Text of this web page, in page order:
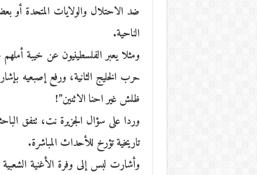
ضد الاحتلال والولايات المتحدة أو
الناحية.
ومثلا يعبر الفلسطينيون عن خيبة
حرب الخليج الثانية، ورفع إصبعيه
ظلش غير احنا الاثنين”!
وردا على سؤال الجزيرة نت، تتفق
تاريخية تؤرخ للأحداث المباشرة.
وأشارت لبس إلى وفرة الأغنية الشعبية